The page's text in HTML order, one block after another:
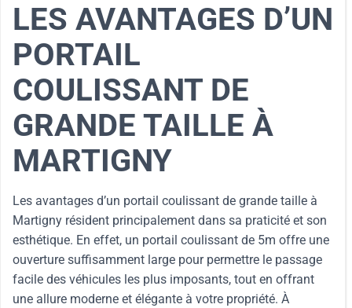
LES AVANTAGES D’UN
PORTAIL
COULISSANT DE
GRANDE TAILLE À
MARTIGNY
Les avantages d’un portail coulissant de grande taille à
Martigny résident principalement dans sa praticité et son
esthétique. En effet, un portail coulissant de 5m offre une
ouverture suffisamment large pour permettre le passage
facile des véhicules les plus imposants, tout en offrant
une allure moderne et élégante à votre propriété. À